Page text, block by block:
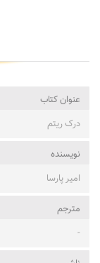
عنوان کتاب
درک ریتم
نویسنده
امیر پارسا
مترجم
-